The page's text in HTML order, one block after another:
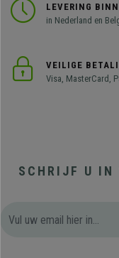
LEVERING
in Nederland en
VEILIGE
Visa, MasterCard,
SCHRIJF U IN